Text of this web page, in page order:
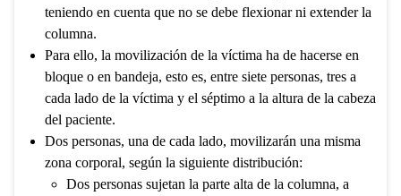
teniendo en cuenta que no se debe flexionar ni extender la
columna.
Para ello, la movilización de la víctima ha de hacerse en
bloque o en bandeja, esto es, entre siete personas, tres a
cada lado de la víctima y el séptimo a la altura de la cabeza
del paciente.
Dos personas, una de cada lado, movilizarán una misma
zona corporal, según la siguiente distribución:
Dos personas sujetan la parte alta de la columna, a